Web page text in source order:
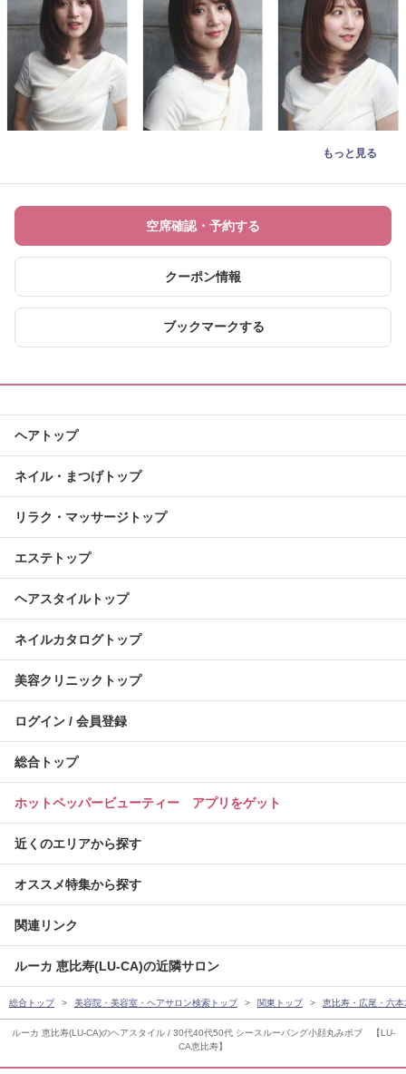
ルーカ 恵比寿(LU-CA)のヘアスタイル / 30代40代50代 シースルーバング小顔丸みボブ 【LU-
CA恵比寿】
もっと見る
空席確認・予約する
クーポン情報
ブックマークする
ヘアトップ
ネイル・まつげトップ
リラク・マッサージトップ
エステトップ
ヘアスタイルトップ
ネイルカタログトップ
美容クリニックトップ
ログイン / 会員登録
総合トップ
ホットペッパービューティー アプリをゲット
近くのエリアから探す
オススメ特集から探す
関連リンク
ルーカ 恵比寿(LU-CA)の近隣サロン
総合トップ 美容院・美容室・ヘアサロン検索トップ 関東トップ 恵比寿・広尾・六